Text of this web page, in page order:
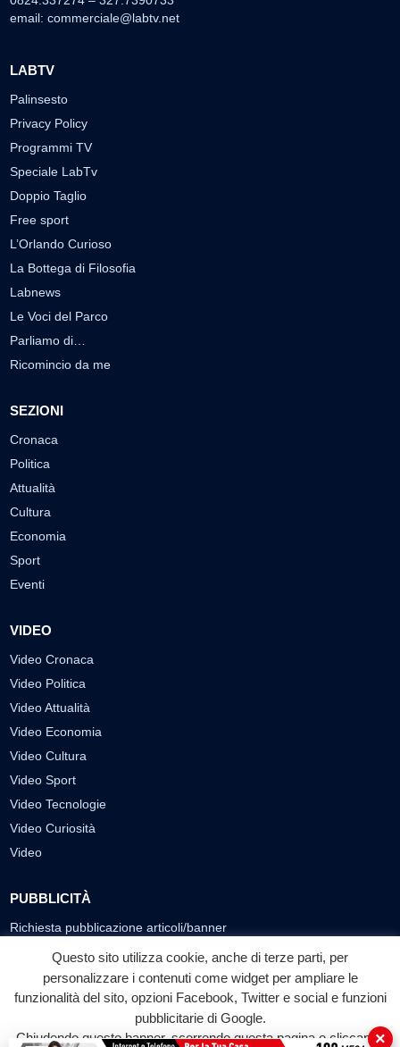
email: commerciale@labtv.net
LABTV
Palinsesto
Privacy Policy
Programmi TV
Speciale LabTv
Doppio Taglio
Free sport
L’Orlando Curioso
La Bottega di Filosofia
Labnews
Le Voci del Parco
Parliamo di…
Ricomincio da me
SEZIONI
Cronaca
Politica
Attualità
Cultura
Economia
Sport
Eventi
VIDEO
Video Cronaca
Video Politica
Video Attualità
Video Economia
Video Cultura
Video Sport
Video Tecnologie
Video Curiosità
Video
PUBBLICITÀ
Richiesta pubblicazione articoli/banner
SEGUICI SUI SOCIAL
f
Facebook
◎ ▶
YouTube
Questo sito utilizza cookie, anche di terze parti, per
personalizzare i contenuti come widget per ampliare le
funzionalità del sito, opzioni Facebook, Twitter e social e funzioni
pubblicitarie di Google.
Chiudendo questo banner, scorrendo questa pagina o cliccando
×